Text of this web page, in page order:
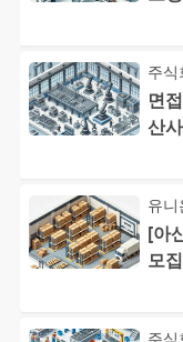
주
면
산
유니
[아
모